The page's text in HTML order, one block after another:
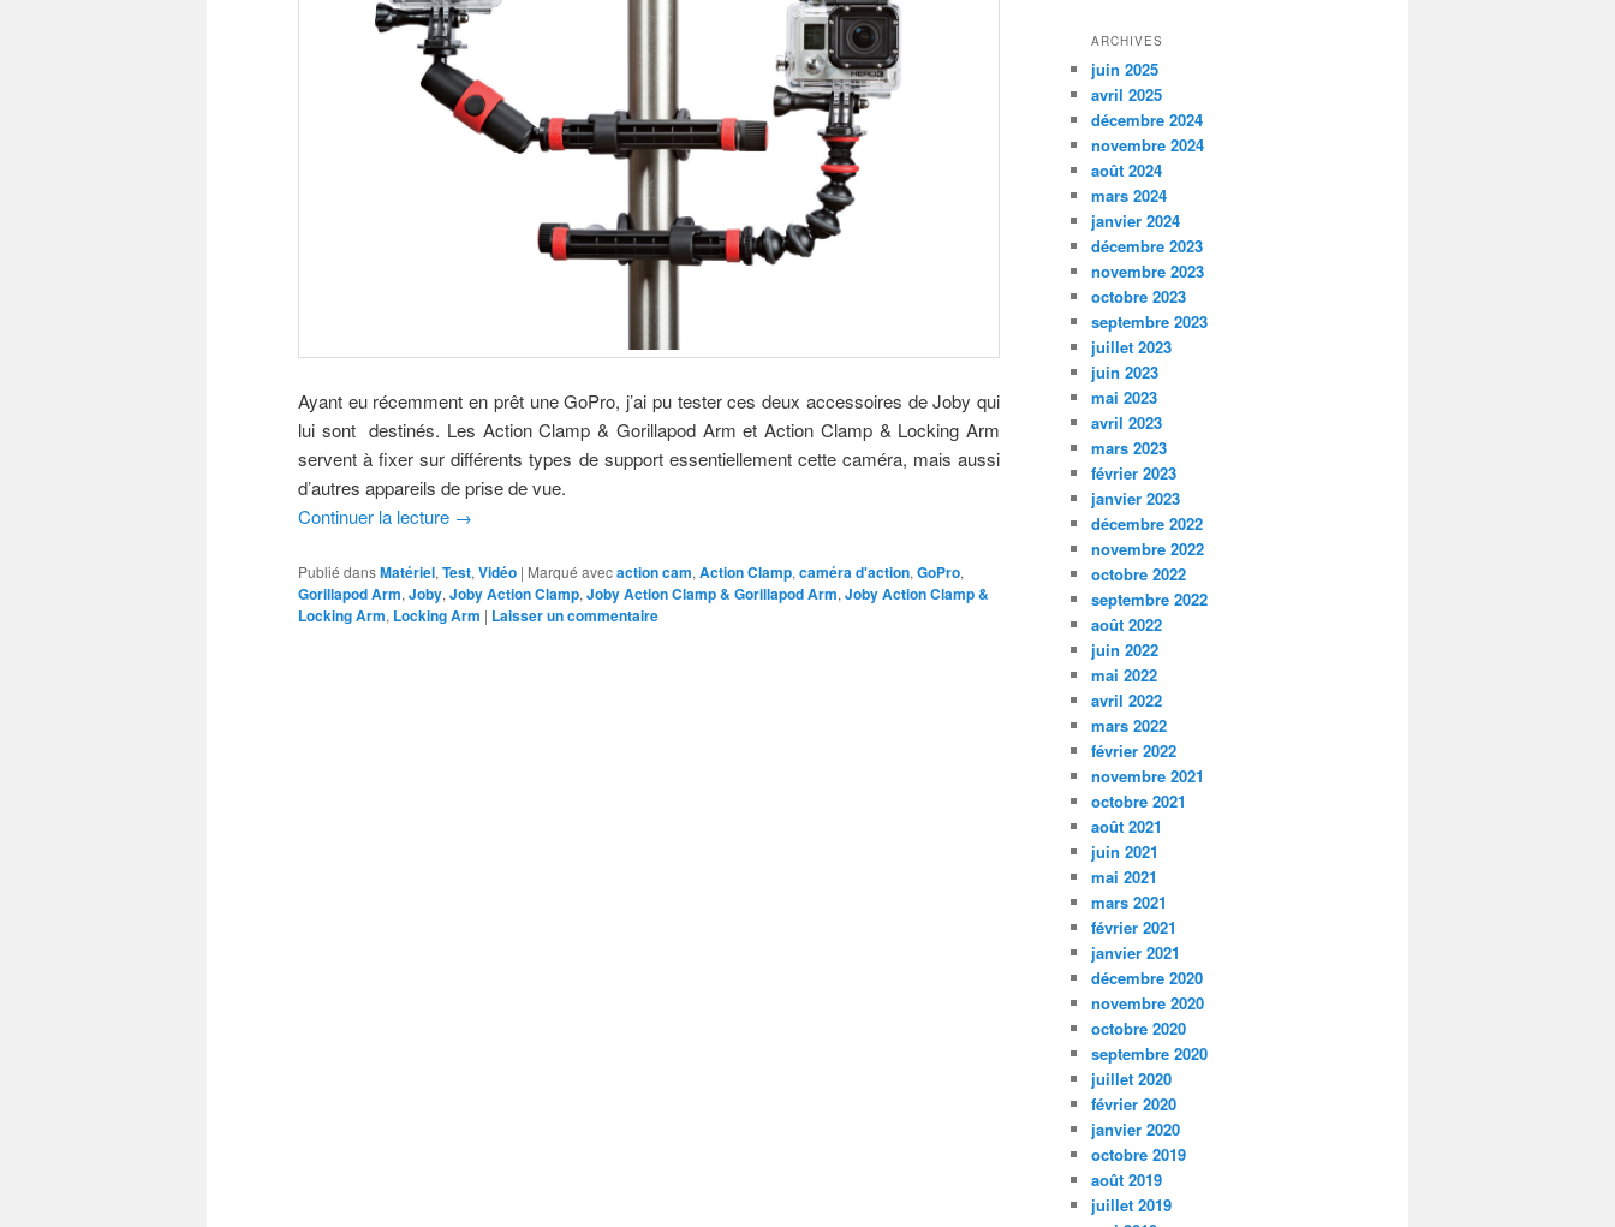
Ayant eu récemment en prêt une GoPro, j’ai pu tester ces deux accessoires de Joby qui
lui sont destinés. Les Action Clamp & Gorillapod Arm et Action Clamp & Locking Arm
servent à fixer sur différents types de support essentiellement cette caméra, mais aussi
d’autres appareils de prise de vue.
Continuer la lecture →
Publié dansMatériel, Test, Vidéo | Marqué avecaction cam, Action Clamp, caméra d'action, GoPro,
Gorillapod Arm, Joby, Joby Action Clamp, Joby Action Clamp & Gorillapod Arm, Joby Action Clamp &
Locking Arm, Locking Arm | Laisser un commentaire
ARCHIVES
juin 2025
avril 2025
décembre 2024
novembre 2024
août 2024
mars 2024
janvier 2024
décembre 2023
novembre 2023
octobre 2023
septembre 2023
juillet 2023
juin 2023
mai 2023
avril 2023
mars 2023
février 2023
janvier 2023
décembre 2022
novembre 2022
octobre 2022
septembre 2022
août 2022
juin 2022
mai 2022
avril 2022
mars 2022
février 2022
novembre 2021
octobre 2021
août 2021
juin 2021
mai 2021
mars 2021
février 2021
janvier 2021
décembre 2020
novembre 2020
octobre 2020
septembre 2020
juillet 2020
février 2020
janvier 2020
octobre 2019
août 2019
juillet 2019